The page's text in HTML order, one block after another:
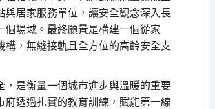
與居家服務單位，讓安全觀念深入長
個場域。最終願景是構建一個從家
構，無縫接軌且全方位的高齡安全支
，是衡量一個城市進步與溫暖的重要
府透過扎實的教育訓練，賦能第一線